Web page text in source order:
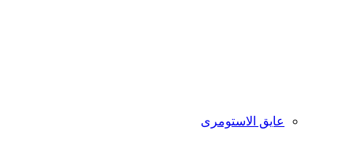
عایق الاستومری